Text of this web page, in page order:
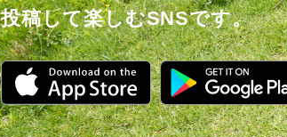
投稿して楽しむSNSです。